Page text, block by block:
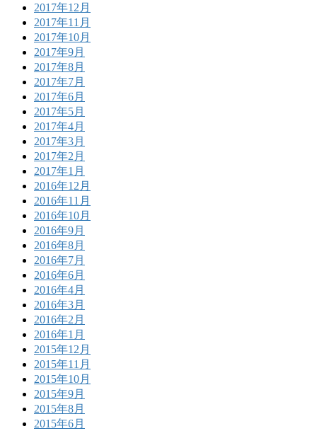
2017年12月
2017年11月
2017年10月
2017年9月
2017年8月
2017年7月
2017年6月
2017年5月
2017年4月
2017年3月
2017年2月
2017年1月
2016年12月
2016年11月
2016年10月
2016年9月
2016年8月
2016年7月
2016年6月
2016年4月
2016年3月
2016年2月
2016年1月
2015年12月
2015年11月
2015年10月
2015年9月
2015年8月
2015年6月